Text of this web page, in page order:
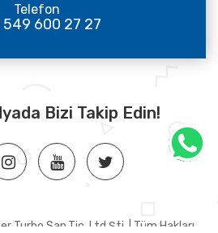
Telefon
600 27 27
Bizi Takip Edin!
Turbo San.Tic. Ltd.Şti. | Tüm Hakları